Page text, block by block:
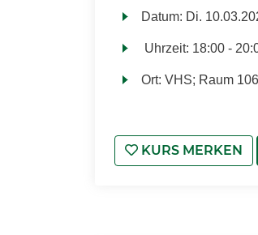
Datum: Di.
Uhrzeit: 18:00 -
Ort: VHS; Raum 106
KURS MERKEN